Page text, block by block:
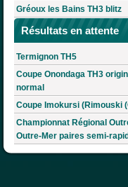
Gréoux les Bains TH3 blitz
Résultats en attente
Termignon TH5
Coupe Onondaga TH3
normal
Coupe Imokursi (Rimouski
Championnat Régional
Outre-Mer paires semi-